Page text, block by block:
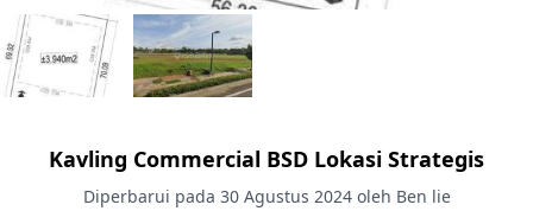
Kavling Commercial BSD Lokasi Strategis
Diperbarui pada 30 Agustus 2024 oleh Ben lie